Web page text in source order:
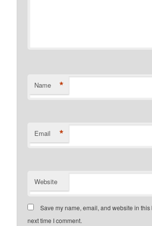
Name *
Email *
Website
Save my name, email, and website in this
next time I comment.